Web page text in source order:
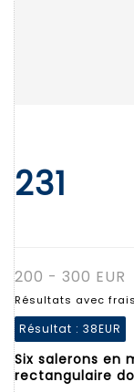
231
200 - 300 EUR
Résultats avec frais
Résultat : 38EUR
Six salerons en
rectangulaire